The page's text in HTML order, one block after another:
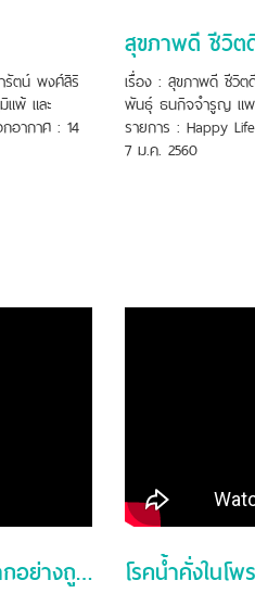
รัตน์ พงศ์สิริ
แพ้ และ
ากาศ : 14
เรื่อง : สุขภาพดี ชีวิ
พันธุ์ ธนกิจจำรูญ แพ
รายการ : Happy
7 ม.ค. 2560
การวินิจฉัยและรักษาภาวะกลืนลำบากอย่างถูกวิธี โรคน้ำคั่งในโ